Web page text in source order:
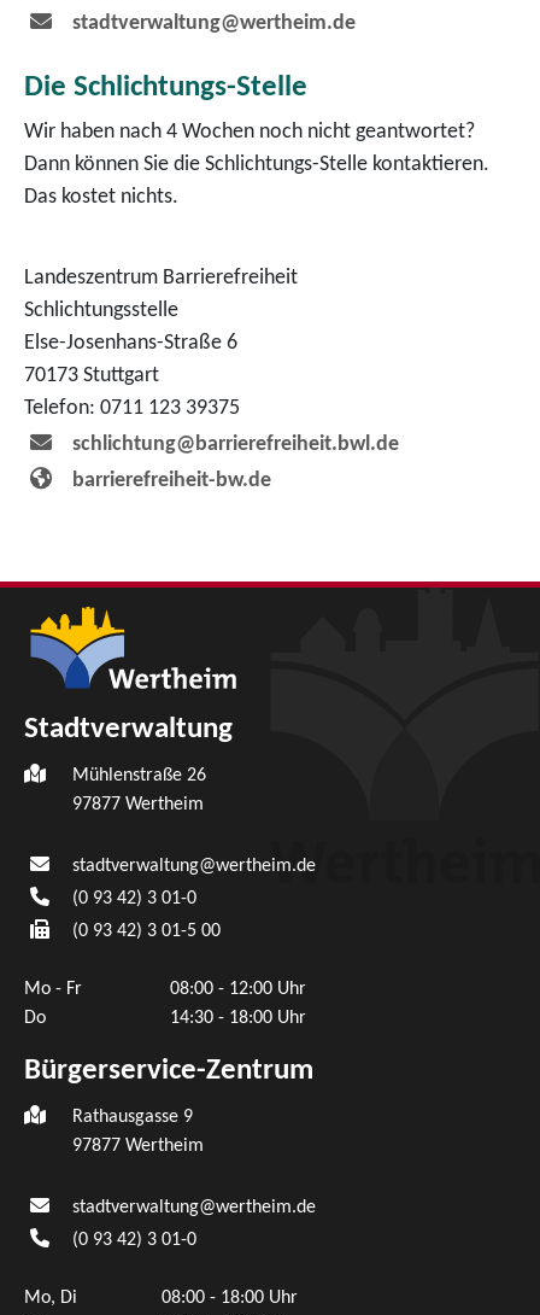
stadtverwaltung@wertheim.de
Die Schlichtungs-Stelle
Wir haben nach 4 Wochen noch nicht geantwortet?
Dann können Sie die Schlichtungs-Stelle kontaktieren.
Das kostet nichts.
Landeszentrum Barrierefreiheit
Schlichtungsstelle
Else-Josenhans-Straße 6
70173 Stuttgart
Telefon: 0711 123 39375
schlichtung@barrierefreiheit.bwl.de
barrierefreiheit-bw.de
Stadtverwaltung
Mühlenstraße 26
97877 Wertheim
stadtverwaltung@wertheim.de
(0 93 42) 3 01-0
(0 93 42) 3 01-5 00
Mo - Fr
08:00 - 12:00 Uhr
Do
14:30 - 18:00 Uhr
Bürgerservice-Zentrum
Rathausgasse 9
97877 Wertheim
stadtverwaltung@wertheim.de
(0 93 42) 3 01-0
Mo, Di
08:00 - 18:00 Uhr